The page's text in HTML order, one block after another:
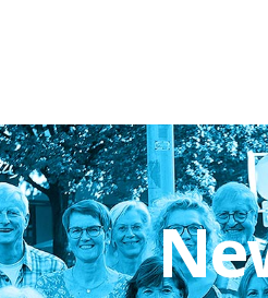
Täter-Opfer-
O-Töne